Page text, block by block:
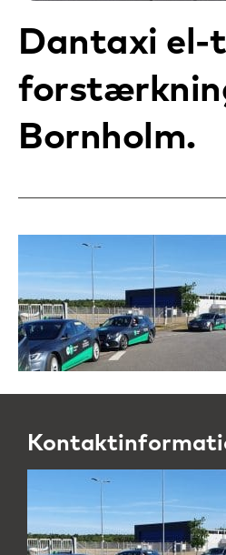
Dantaxi el-
Bornholm